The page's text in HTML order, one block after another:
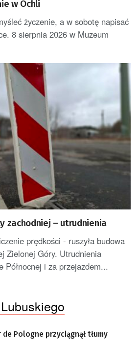
w Ochli
życzenie, a w sobotę napisać
8 sierpnia 2026 w Muzeum
zachodniej – utrudnienia
prędkości - ruszyła budowa
Zielonej Góry. Utrudnienia
Północnej i za przejazdem...
Pologne przyciągnął tłumy